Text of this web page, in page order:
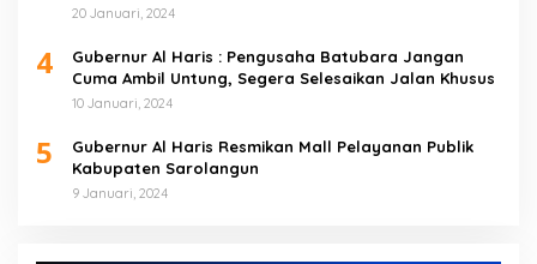
20 Januari, 2024
4
Gubernur Al Haris : Pengusaha Batubara Jangan
Cuma Ambil Untung, Segera Selesaikan Jalan Khusus
10 Januari, 2024
5
Gubernur Al Haris Resmikan Mall Pelayanan Publik
Kabupaten Sarolangun
9 Januari, 2024